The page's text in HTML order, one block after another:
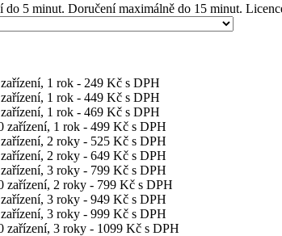
do 5 minut. Doručení maximálně do 15 minut.
1 rok - 249 Kč s DPH
1 rok - 449 Kč s DPH
1 rok - 469 Kč s DPH
zařízení, 1 rok - 499 Kč s DPH
2 roky - 525 Kč s DPH
2 roky - 649 Kč s DPH
3 roky - 799 Kč s DPH
zařízení, 2 roky - 799 Kč s DPH
3 roky - 949 Kč s DPH
3 roky - 999 Kč s DPH
zařízení, 3 roky - 1099 Kč s DPH